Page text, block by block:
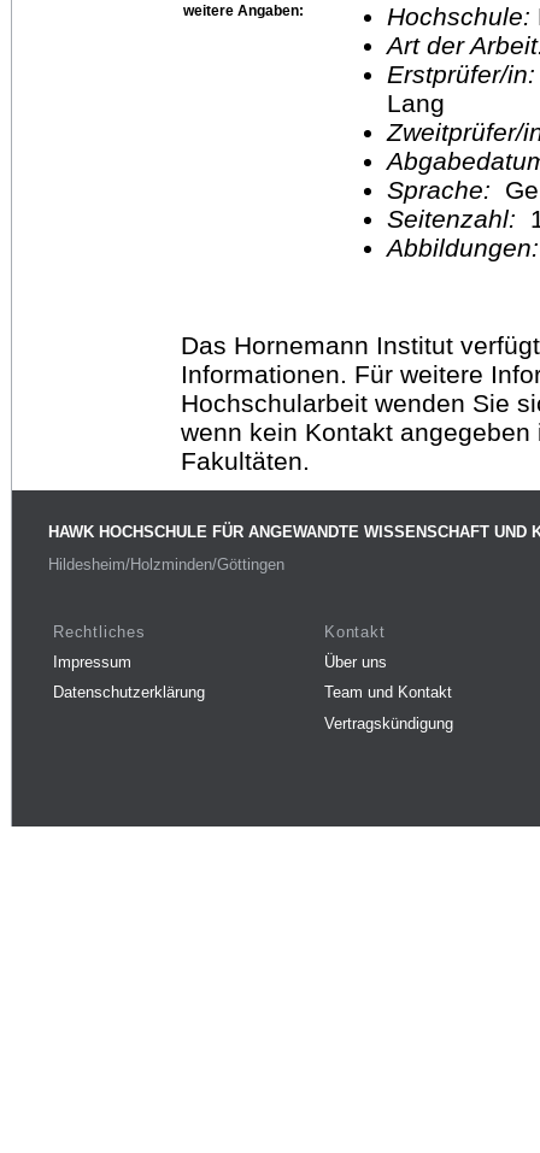
weitere Angaben: Hochschule:
Art der
Erstprüfer/
Lang
Sprache:
Seitenzahl:
Das Hornemann Institut
Informationen. Für weitere
Hochschularbeit wenden Sie
wenn kein Kontakt
Fakultäten.
HAWK HOCHSCHULE FÜR ANGEWANDTE WISSENSCHAFT UND
Hildesheim/Holzminden/Göttingen
Rechtliches
Impressum
Datenschutzerklärung
Kontakt
Über uns
Team und Kontakt
Vertragskündigung